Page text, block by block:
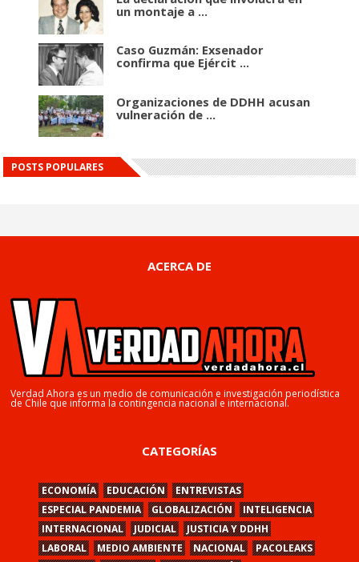
un montaje a ...
Caso Guzmán: Exsenador
confirma que Ejércit ...
Organizaciones de DDHH acusan
vulneración de ...
POSTS POPULARES
ACERCA DE
Verdad Ahora es un medio de comunicación e investigación periodística
de Chile que informa la contingencia nacional e internacional.
CATEGORÍAS
ECONOMÍA EDUCACIÓN
ENTREVISTAS
ESPECIAL PANDEMIA
GLOBALIZACIÓN
INTELIGENCIA
INTERNACIONAL
JUDICIAL
JUSTICIA Y DDHH
LABORAL
MEDIO AMBIENTE NACIONAL
PACOLEAKS